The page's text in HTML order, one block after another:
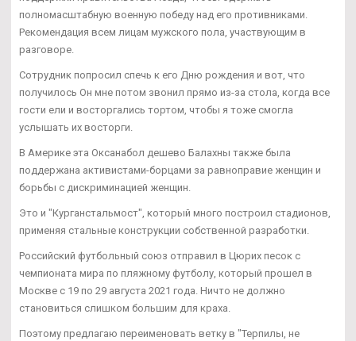
полномасштабную военную победу над его противниками.
Рекомендация всем лицам мужского пола, участвующим в
разговоре.
Сотрудник попросил спечь к его Дню рождения и вот, что
получилось Он мне потом звонил прямо из-за стола, когда все
гости ели и восторгались тортом, чтобы я тоже смогла
услышать их восторги.
В Америке эта Оксанабол дешево Балахны также была
поддержана активистами-борцами за равноправие женщин и
борьбы с дискриминацией женщин.
Это и "Курганстальмост", который много построил стадионов,
применяя стальные конструкции собственной разработки.
Российский футбольный союз отправил в Цюрих песок с
чемпионата мира по пляжному футболу, который прошел в
Москве с 19 по 29 августа 2021 года. Ничто не должно
становиться слишком большим для краха.
Поэтому предлагаю переименовать ветку в "Терпилы, не